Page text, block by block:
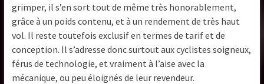
grimper, il s’en sort tout de même très honorablement,
grâce à un poids contenu, et à un rendement de très haut
vol. Il reste toutefois exclusif en termes de tarif et de
conception. Il s’adresse donc surtout aux cyclistes soigneux,
férus de technologie, et vraiment à l’aise avec la
mécanique, ou peu éloignés de leur revendeur.